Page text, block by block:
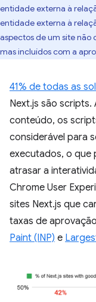
entidade externa à
entidade externa à
aspectos de um site
mas incluídos com a
41% de todas as
Next.js são
conteúdo, os
considerável para
executados, o que
atrasar a
Chrome User
sites Next.js que
taxas de
Paint (INP) e